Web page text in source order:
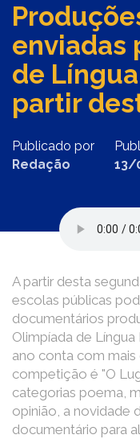
enviadas
de
partir
Publicado por
Redação
13/
A partir desta
escolas públicas
documentários
Olimpíada de
ano conta com mais
competição é "O
categorias poema,
opinião, a novidade
documentário para